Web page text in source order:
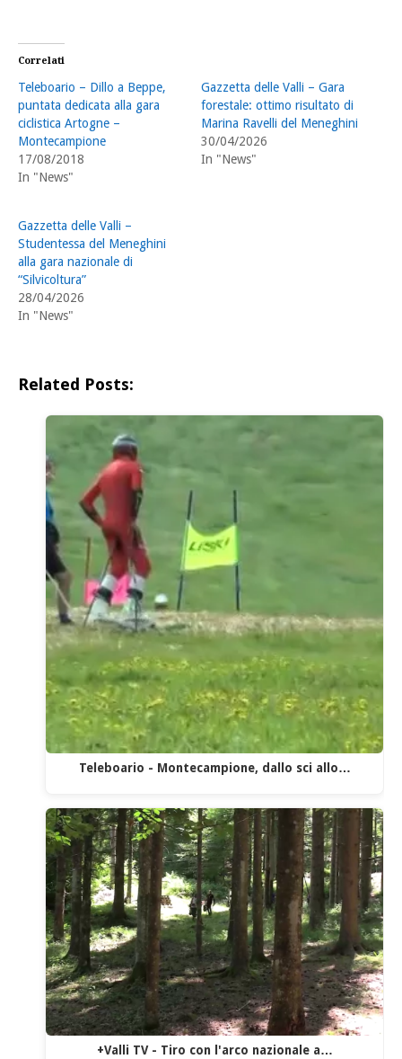
Correlati
Teleboario – Dillo a Beppe,
puntata dedicata alla gara
ciclistica Artogne –
Montecampione
17/08/2018
In "News"
Gazzetta delle Valli – Gara
forestale: ottimo risultato di
Marina Ravelli del Meneghini
30/04/2026
In "News"
Gazzetta delle Valli –
Studentessa del Meneghini
alla gara nazionale di
“Silvicoltura”
28/04/2026
In "News"
Related Posts:
Teleboario - Montecampione, dallo sci allo…
+Valli TV - Tiro con l'arco nazionale a…